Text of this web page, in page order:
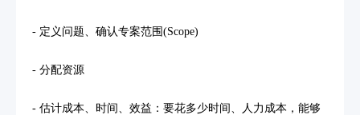
- 定义问题、确认专案范围(Scope)
- 分配资源
- 估计成本、时间、效益：要花多少时间、人力成本，能够